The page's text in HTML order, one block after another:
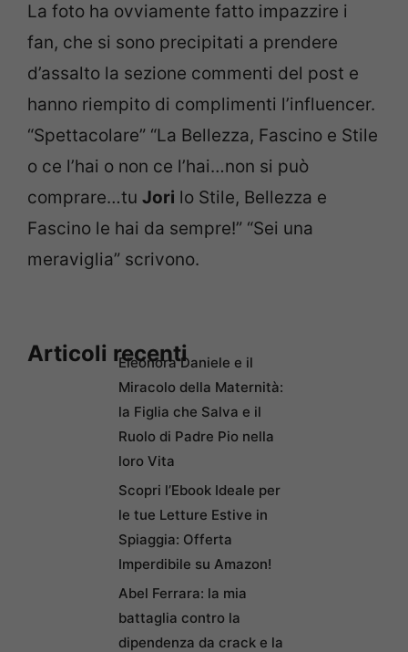
La foto ha ovviamente fatto impazzire i
fan, che si sono precipitati a prendere
d’assalto la sezione commenti del post e
hanno riempito di complimenti l’influencer.
“Spettacolare” “La Bellezza, Fascino e Stile
o ce l’hai o non ce l’hai…non si può
comprare…tu Jori lo Stile, Bellezza e
Fascino le hai da sempre!” “Sei una
meraviglia” scrivono.
Articoli recentiEleonora Daniele e il
Miracolo della Maternità:
la Figlia che Salva e il
Ruolo di Padre Pio nella
loro Vita
Scopri l’Ebook Ideale per
le tue Letture Estive in
Spiaggia: Offerta
Imperdibile su Amazon!
Abel Ferrara: la mia
battaglia contro la
dipendenza da crack e la